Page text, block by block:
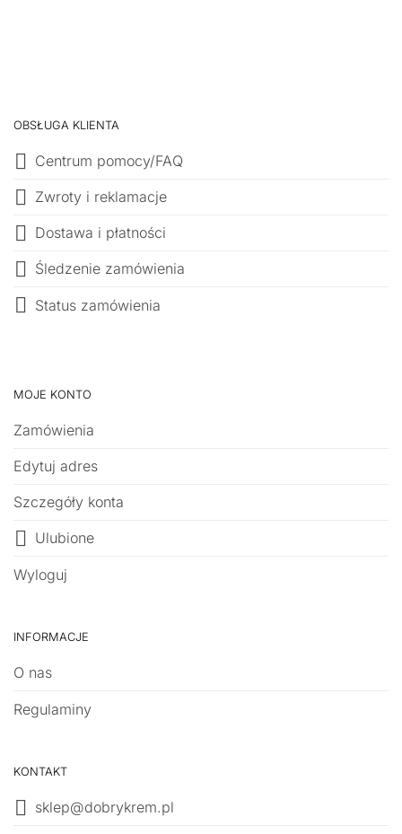
OBSŁUGA KLIENTA
Centrum pomocy/FAQ
Zwroty i reklamacje
Dostawa i płatności
Śledzenie zamówienia
Status zamówienia
MOJE KONTO
Zamówienia
Edytuj adres
Szczegóły konta
Ulubione
Wyloguj
INFORMACJE
O nas
Regulaminy
KONTAKT
sklep@dobrykrem.pl